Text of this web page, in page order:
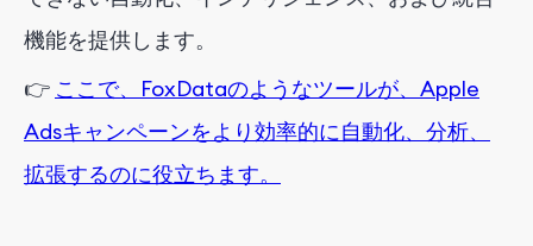
機能を提供します。
👉 ここで、FoxDataのようなツールが、Apple
Adsキャンペーンをより効率的に自動化、分析、
拡張するのに役立ちます。